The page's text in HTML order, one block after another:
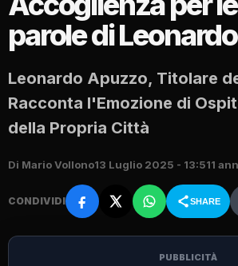
parole di
Leonardo Apuzzo, Titolare
Racconta l'Emozione di
della Propria Città
Di Mario Vollono13 Luglio 2025 - 13:511
CONDIVIDI SHARE
PUBBLICITÀ